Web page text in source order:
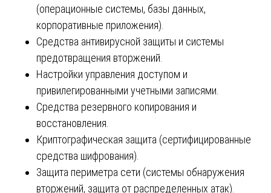
(операционные системы, базы данных,
корпоративные приложения).
Средства антивирусной защиты и системы
предотвращения вторжений.
Настройки управления доступом и
привилегированными учетными записями.
Средства резервного копирования и
восстановления.
Криптографическая защита (сертифицированные
средства шифрования).
Защита периметра сети (системы обнаружения
вторжений, защита от распределенных атак).